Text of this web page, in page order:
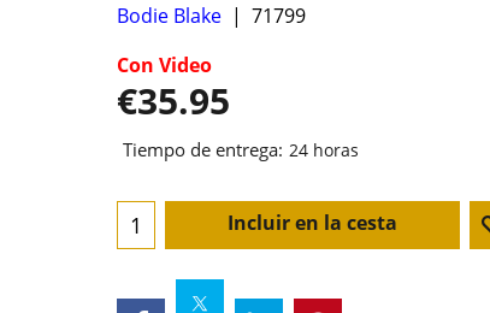
Bodie Blake
71799
Con Video
€35.95
Tiempo de entrega: 24 horas
Incluir en la cesta